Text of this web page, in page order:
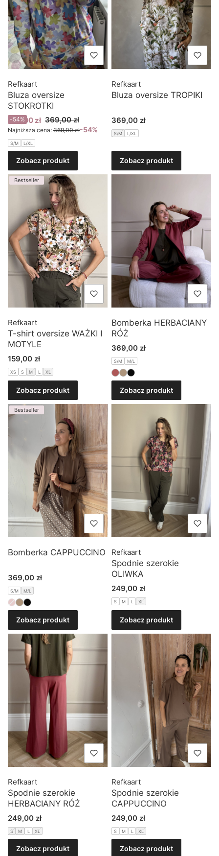
Bluza oversize
STOKROTKI
Refkaart
Cena promocyjna
169,00 zł 369,00 zł
-54%
Najniższa cena: 369,00 zł-54%
S/M L/XL
Zobacz produkt
Bluza oversize TROPIKI
Refkaart
Cena
369,00 zł
S/M L/XL
Zobacz produkt
Bestseller
T-shirt oversize WAŻKI I
MOTYLE
Refkaart
Cena
159,00 zł
XS S M L XL
Zobacz produkt
Bomberka HERBACIANY
RÓŻ
Cena
369,00 zł
S/M M/L
Zobacz produkt
Bestseller
Bomberka CAPPUCCINO
Cena
369,00 zł
S/M M/L
Zobacz produkt
Spodnie szerokie
OLIWKA
Refkaart
Cena
249,00 zł
S M L XL
Zobacz produkt
Spodnie szerokie
HERBACIANY RÓŻ
Refkaart
Cena
249,00 zł
S M L XL
Zobacz produkt
Spodnie szerokie
CAPPUCCINO
Refkaart
Cena
249,00 zł
S M L XL
Zobacz produkt